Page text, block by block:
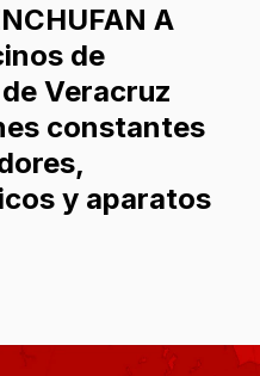
A
de
Veracruz
constantes
y aparatos